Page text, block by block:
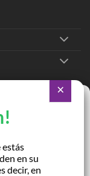
como las cookies
El consentimiento
el comportamiento de
consentir o retirar el
y
estás
en su
decir, en